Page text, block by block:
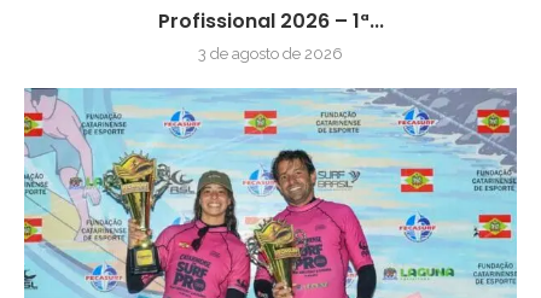
Profissional 2026 – 1ª...
3 de agosto de 2026